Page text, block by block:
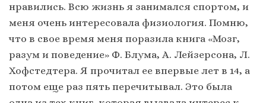
нравились. Всю жизнь я занимался спортом, и
меня очень интересовала физиология. Помню,
что в свое время меня поразила книга «Мозг,
разум и поведение» Ф. Блума, А. Лейзерсона, Л.
Хофстедтера. Я прочитал ее впервые лет в 14, а
потом еще раз пять перечитывал. Это была